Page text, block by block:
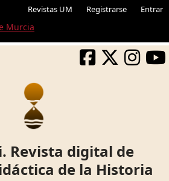
Revistas UM Registrarse Entrar
Revista digital de
de la Historia